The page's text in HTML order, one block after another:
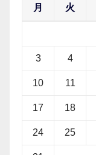
月 火
3 4
10 11
17 18
24 25